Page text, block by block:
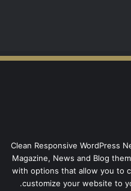
Clean Responsive WordPress
Magazine, News and Blog
with options that allow you to
customize your website to